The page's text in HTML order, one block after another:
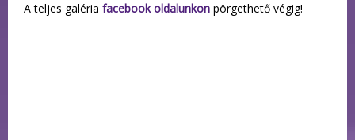
A teljes galéria facebook oldalunkon pörgethető végig!